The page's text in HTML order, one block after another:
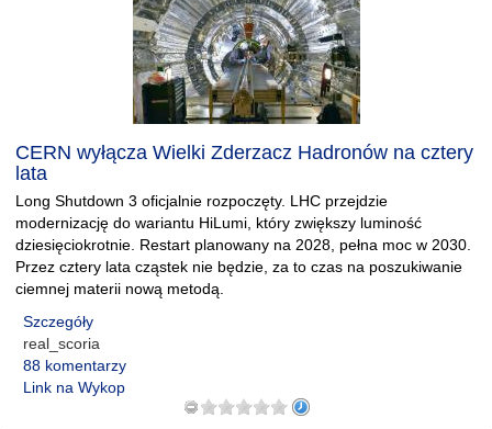
CERN wyłącza Wielki Zderzacz Hadronów na cztery
lata
Long Shutdown 3 oficjalnie rozpoczęty. LHC przejdzie
modernizację do wariantu HiLumi, który zwiększy luminość
dziesięciokrotnie. Restart planowany na 2028, pełna moc w 2030.
Przez cztery lata cząstek nie będzie, za to czas na poszukiwanie
ciemnej materii nową metodą.
Szczegóły
real_scoria
88 komentarzy
Link na Wykop